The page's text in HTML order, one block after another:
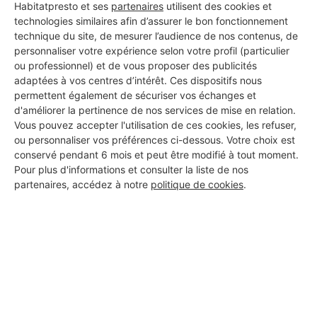
Habitatpresto et ses partenaires utilisent des cookies et
technologies similaires afin d’assurer le bon fonctionnement
technique du site, de mesurer l’audience de nos contenus, de
personnaliser votre expérience selon votre profil (particulier
ou professionnel) et de vous proposer des publicités
adaptées à vos centres d’intérêt. Ces dispositifs nous
permettent également de sécuriser vos échanges et
d'améliorer la pertinence de nos services de mise en relation.
Vous pouvez accepter l'utilisation de ces cookies, les refuser,
ou personnaliser vos préférences ci-dessous. Votre choix est
conservé pendant 6 mois et peut être modifié à tout moment.
Pour plus d'informations et consulter la liste de nos
partenaires, accédez à notre politique de cookies.
d'alarmes pour vos travaux à
Coulombiers
YAMOELEC
Coulombiers
1 projets acceptés
1 ans d'expérience